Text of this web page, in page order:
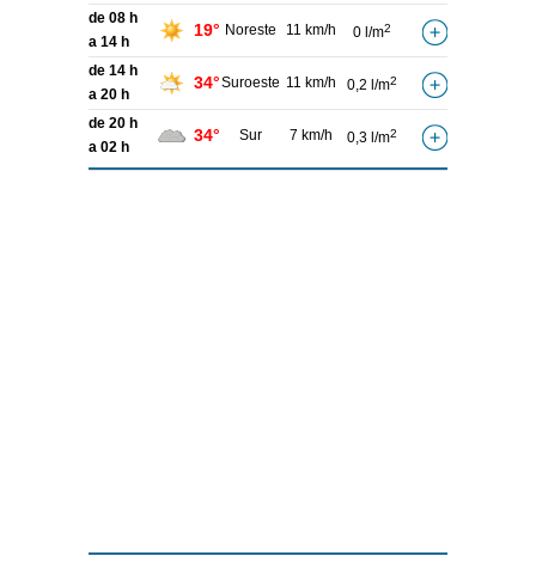
de 08 h
a 14 h
19° Noreste 11 km/h 0 l/m2
de 14 h
a 20 h
34°Suroeste 11 km/h 0,2 l/m2
de 20 h
a 02 h
34° Sur 7 km/h 0,3 l/m2